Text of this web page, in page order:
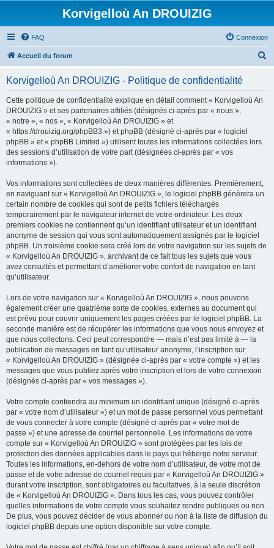
Korvigelloù An DROUIZIG
FAQ Connexion
Accueil du forum
Korvigelloù An DROUIZIG - Politique de confidentialité
Cette politique de confidentialité explique en détail comment « Korvigelloù An
DROUIZIG » et ses partenaires affiliés (désignés ci-après par « nous »,
« notre », « nos », « Korvigelloù An DROUIZIG » et
« https://drouizig.org/phpBB3 ») et phpBB (désigné ci-après par « logiciel
phpBB » et « phpBB Limited ») utilisent toutes les informations collectées lors
des sessions d’utilisation de votre part (désignées ci-après par « vos
informations »).
Vos informations sont collectées de deux manières différentes. Premièrement,
en naviguant sur « Korvigelloù An DROUIZIG », le logiciel phpBB génèrera un
certain nombre de cookies qui sont de petits fichiers téléchargés
temporairement par le navigateur internet de votre ordinateur. Les deux
premiers cookies ne contiennent qu’un identifiant utilisateur et un identifiant
anonyme de session qui vous sont automatiquement assignés par le logiciel
phpBB. Un troisième cookie sera créé lors de votre navigation sur les sujets de
« Korvigelloù An DROUIZIG », archivant de ce fait tous les sujets que vous
avez consultés et permettant d’améliorer votre confort de navigation en tant
qu’utilisateur.
Lors de votre navigation sur « Korvigelloù An DROUIZIG », nous pouvons
également créer une quatrième sorte de cookies, externes au document qui
est prévu pour couvrir uniquement les pages créées par le logiciel phpBB. La
seconde manière est de récupérer les informations que vous nous envoyez et
que nous collectons. Ceci peut correspondre — mais n’est pas limité à — la
publication de messages en tant qu’utilisateur anonyme, l’inscription sur
« Korvigelloù An DROUIZIG » (désignée ci-après par « votre compte ») et les
messages que vous publiez après votre inscription et lors de votre connexion
(désignés ci-après par « vos messages »).
Votre compte contiendra au minimum un identifiant unique (désigné ci-après
par « votre nom d’utilisateur ») et un mot de passe personnel vous permettant
de vous connecter à votre compte (désigné ci-après par « votre mot de
passe ») et une adresse de courriel personnelle. Les informations de votre
compte sur « Korvigelloù An DROUIZIG » sont protégées par les lois de
protection des données applicables dans le pays qui héberge notre serveur.
Toutes les informations, en-dehors de votre nom d’utilisateur, de votre mot de
passe et de votre adresse de courriel requis par « Korvigelloù An DROUIZIG »
durant votre inscription, sont obligatoires ou facultatives, à la seule discrétion
de « Korvigelloù An DROUIZIG ». Dans tous les cas, vous pouvez contrôler
quelles informations de votre compte vous souhaitez rendre publiques ou non.
De plus, vous pouvez décider de vous abonner ou non à la liste de diffusion du
logiciel phpBB depuis une option disponible sur votre compte.